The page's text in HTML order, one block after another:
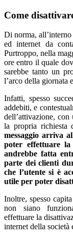
Come
Di norma,
ed internet da
Purtroppo, nella
ore entro il quale
sarebbe tanto un
l’arco della giornata
Infatti, spesso
addebiti, e
dell’attivazione,
la propria richiesta
messaggio arriva
poter effettuare
andrebbe fatta
parte dei clienti
che l’utente si è
utile per poter
Inoltre, spesso
non siano
effettuare la
internet della società